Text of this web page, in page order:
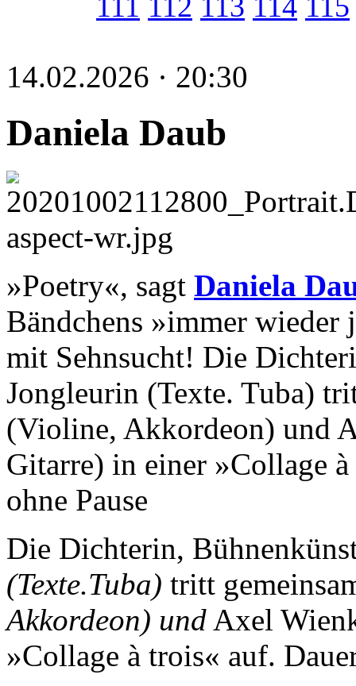
14.02.2026 · 20:30
Daniela Daub
»Poetry«, sagt Daniela
Bändchens »immer wieder
mit Sehnsucht! Die
Jongleurin (Texte. Tuba)
(Violine, Akkordeon) und
Gitarre) in einer »Collage
ohne Pause
Die Dichterin,
(Texte.Tuba) tritt
Akkordeon) und Axel
»Collage à trois« auf.